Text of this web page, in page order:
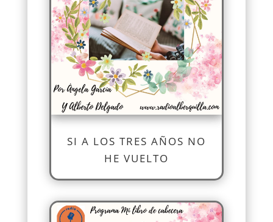
SI A LOS TRES AÑOS NO
HE VUELTO